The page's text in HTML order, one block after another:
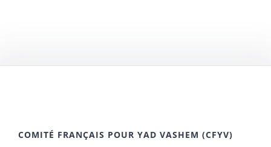
COMITÉ FRANÇAIS POUR YAD VASHEM (CFYV)